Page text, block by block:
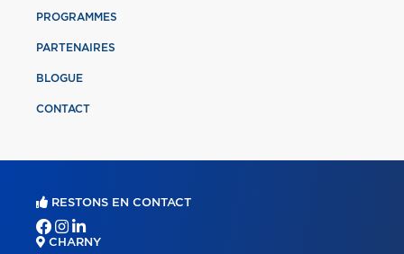
PROGRAMMES
PARTENAIRES
BLOGUE
CONTACT
RESTONS EN CONTACT
CHARNY